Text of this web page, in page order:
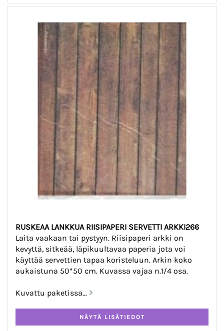
RUSKEAA LANKKUA RIISIPAPERI SERVETTI ARKKI266
Laita vaakaan tai pystyyn. Riisipaperi arkki on
kevyttä, sitkeää, läpikuultavaa paperia jota voi
käyttää servettien tapaa koristeluun. Arkin koko
aukaistuna 50*50 cm. Kuvassa vajaa n.1/4 osa.
Kuvattu paketissa...